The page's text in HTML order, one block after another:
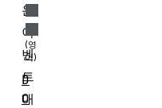
은
이
벤
트
대
D
O